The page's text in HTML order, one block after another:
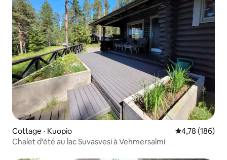
Cottage ⋅ Kuopio Évaluation
4,78 (186)
Chalet d'été au lac Suvasvesi à Vehmersalmi